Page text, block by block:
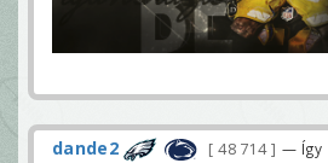
dande2 48 714
— Így